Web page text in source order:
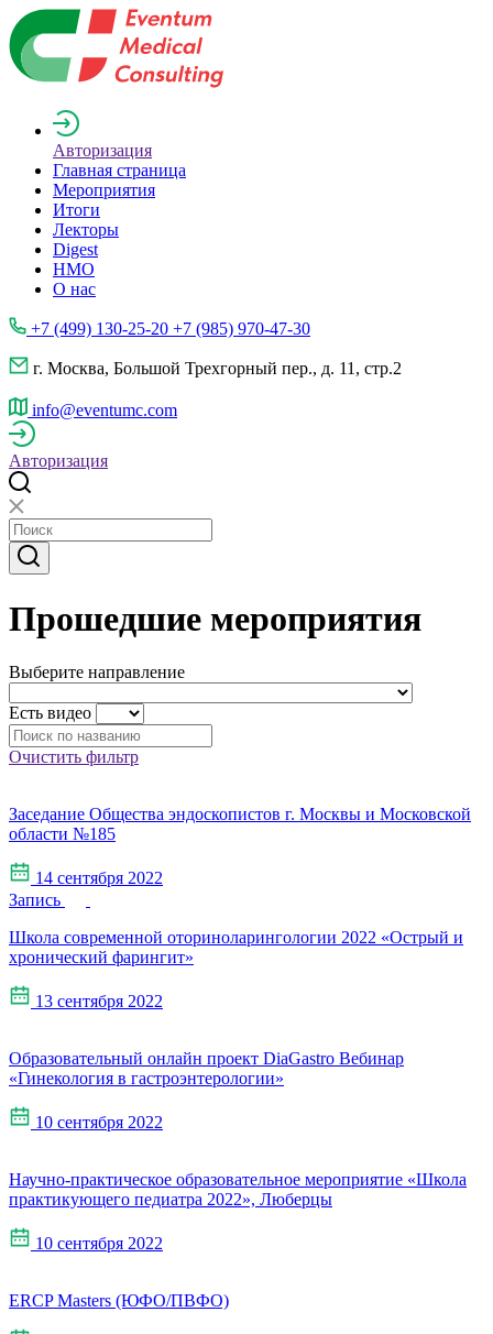
Авторизация
Главная страница
Мероприятия
Итоги
Лекторы
Digest
НМО
О нас
+7 (499) 130-25-20 +7 (985) 970-47-30
г. Москва, Большой Трехгорный пер., д. 11, стр.2
info@eventumc.com
Авторизация
Прошедшие мероприятия
Выберите направление
Есть видео
Очистить фильтр
Заседание Общества эндоскопистов г. Москвы и Московской
области №185
14 сентября 2022
Запись
Школа современной оториноларингологии 2022 «Острый и
хронический фарингит»
13 сентября 2022
Образовательный онлайн проект DiaGastro Вебинар
«Гинекология в гастроэнтерологии»
10 сентября 2022
Научно-практическое образовательное мероприятие «Школа
практикующего педиатра 2022», Люберцы
10 сентября 2022
ERCP Masters (ЮФО/ПВФО)